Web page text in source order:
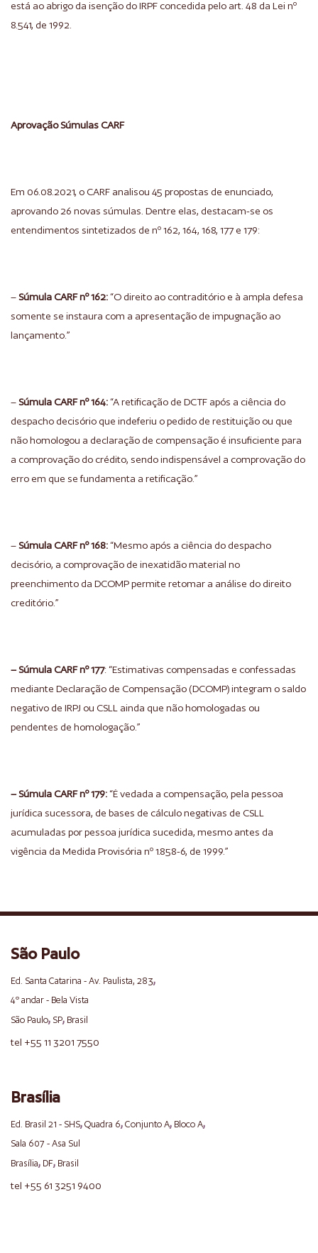
está ao abrigo da isenção do IRPF concedida pelo art. 48 da Lei nº
8.541, de 1992.
Aprovação Súmulas CARF
Em 06.08.2021, o CARF analisou 45 propostas de enunciado,
aprovando 26 novas súmulas. Dentre elas, destacam-se os
entendimentos sintetizados de nº 162, 164, 168, 177 e 179:
–Súmula CARF nº 162:“O direito ao contraditório e à ampla defesa
somente se instaura com a apresentação de impugnação ao
lançamento.”
–Súmula CARF nº 164:“A retificação de DCTF após a ciência do
despacho decisório que indeferiu o pedido de restituição ou que
não homologou a declaração de compensação é insuficiente para
a comprovação do crédito, sendo indispensável a comprovação do
erro em que se fundamenta a retificação.”
–Súmula CARF nº 168:“Mesmo após a ciência do despacho
decisório, a comprovação de inexatidão material no
preenchimento da DCOMP permite retomar a análise do direito
creditório.”
– Súmula CARF nº 177: “Estimativas compensadas e confessadas
mediante Declaração de Compensação (DCOMP) integram o saldo
negativo de IRPJ ou CSLL ainda que não homologadas ou
pendentes de homologação.”
– Súmula CARF nº 179:“É vedada a compensação, pela pessoa
jurídica sucessora, de bases de cálculo negativas de CSLL
acumuladas por pessoa jurídica sucedida, mesmo antes da
vigência da Medida Provisória nº 1.858-6, de 1999.”
São Paulo
Ed. Santa Catarina - Av. Paulista, 283,
4º andar - Bela Vista
São Paulo, SP, Brasil
tel +55 11 3201 7550
Brasília
Ed. Brasil 21 - SHS, Quadra 6, Conjunto A, Bloco A,
Sala 607 - Asa Sul
Brasília, DF, Brasil
tel +55 61 3251 9400